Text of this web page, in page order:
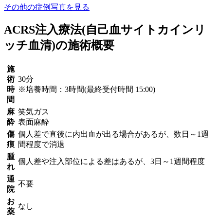
その他の症例写真を見る
ACRS注入療法(自己血サイトカインリ
ッチ血清)の施術概要
施
術
時
間
30分
※培養時間：3時間(最終受付時間 15:00)
麻
酔
笑気ガス
表面麻酔
傷
痕
個人差で直後に内出血が出る場合があるが、数日～1週
間程度で消退
腫
れ
個人差や注入部位による差はあるが、3日～1週間程度
通
院
不要
お
薬
なし